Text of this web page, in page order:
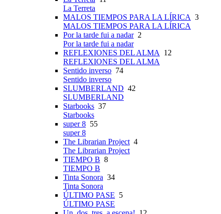
La Terreta
MALOS TIEMPOS PARA LA LÍRICA 3
MALOS TIEMPOS PARA LA LÍRICA
Por la tarde fui a nadar2
Por la tarde fui a nadar
REFLEXIONES DEL ALMA
12
REFLEXIONES DEL ALMA
Sentido inverso 74
Sentido inverso
SLUMBERLAND 42
SLUMBERLAND
Starbooks 37
Starbooks
super 8 55
super 8
The Librarian Project 4
The Librarian Project
TIEMPO B 8
TIEMPO B
Tinta Sonora 34
Tinta Sonora
ÚLTIMO PASE 5
ÚLTIMO PASE